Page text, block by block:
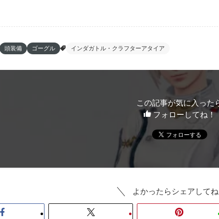
頭装備 ゴーグル インダガトル・クラフターアタイア
この記事が気に入った
フォローしてね！
よかったらシェアして